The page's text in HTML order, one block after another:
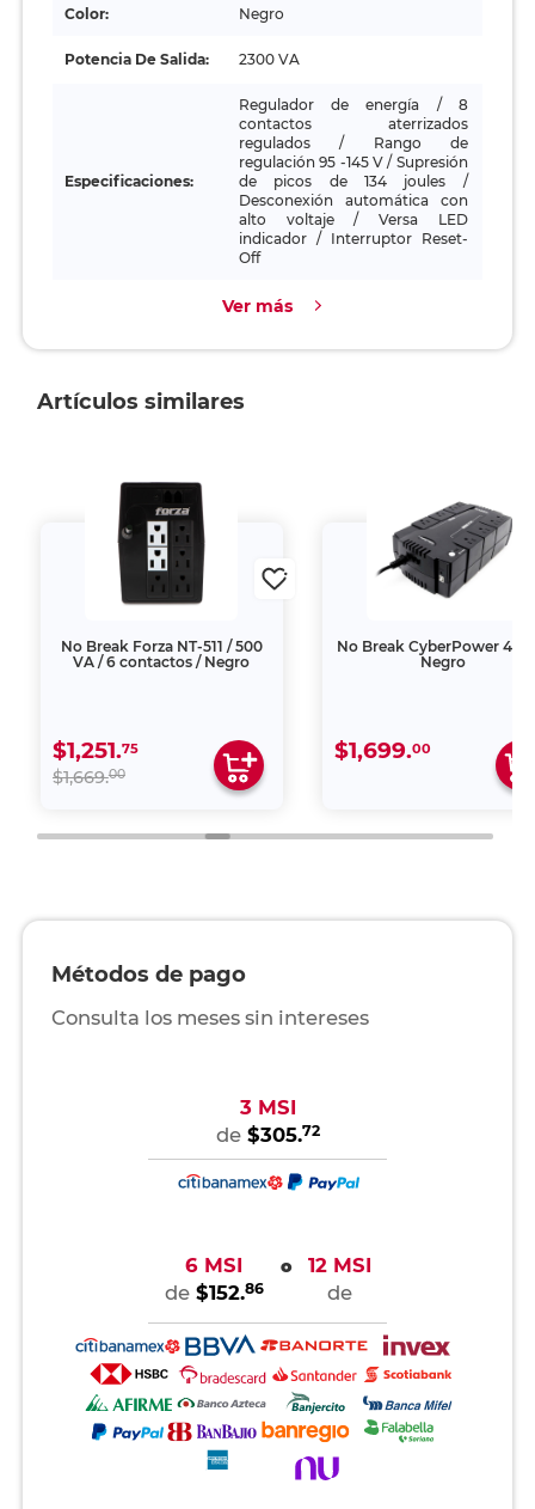
Color: Negro
Potencia De Salida: 2300 VA
Especificaciones:
Regulador de energía / 8
contactos aterrizados
regulados / Rango de
regulación 95 -145 V / Supresión
de picos de 134 joules /
Desconexión automática con
alto voltaje / Versa LED
indicador / Interruptor Reset-
Off
Ver más
Artículos similares
No Break Forza NT-511 / 500
VA / 6 contactos / Negro
$1,251.75
$1,669.00
No Break CyberPower
Negro
$1,699.00
Métodos de pago
Consulta los meses sin intereses
3 MSI
de $305.72
6 MSI
de $152.86
o
12 MSI
de